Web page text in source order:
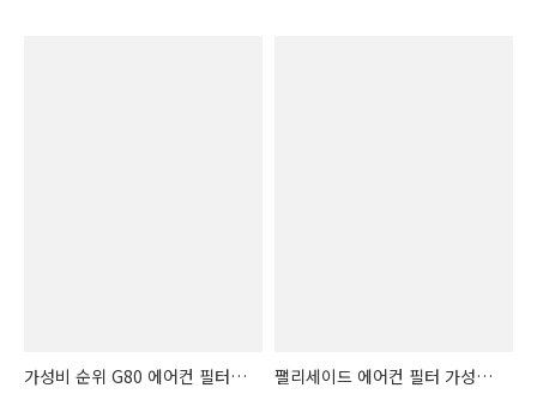
가성비 순위 G80 에어컨 필터
팰리세이드 에어컨 필터 가성비